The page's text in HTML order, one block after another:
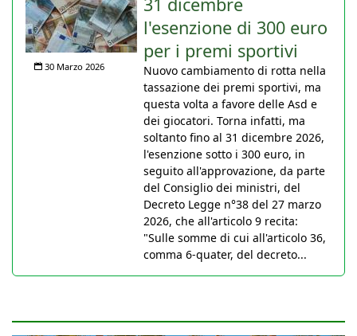
30 Marzo 2026
l'esenzione di 300 euro
per i premi sportivi
Nuovo cambiamento di rotta nella
tassazione dei premi sportivi, ma
questa volta a favore delle Asd e
dei giocatori. Torna infatti, ma
soltanto fino al 31 dicembre 2026,
l'esenzione sotto i 300 euro, in
seguito all'approvazione, da parte
del Consiglio dei ministri, del
Decreto Legge n°38 del 27 marzo
2026, che all'articolo 9 recita:
"Sulle somme di cui all'articolo 36,
comma 6-quater, del decreto...